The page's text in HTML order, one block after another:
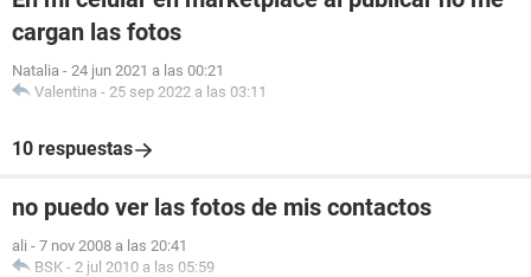
cargan las fotos
Natalia - 24 jun 2021 a las 00:21
Valentina - 25 sep 2022 a las 03:11
10 respuestas
no puedo ver las fotos de mis contactos
ali - 7 nov 2008 a las 20:41
BSK - 2 jul 2010 a las 05:59